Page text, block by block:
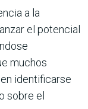
a la
el potencial
muchos
identificarse
sobre el